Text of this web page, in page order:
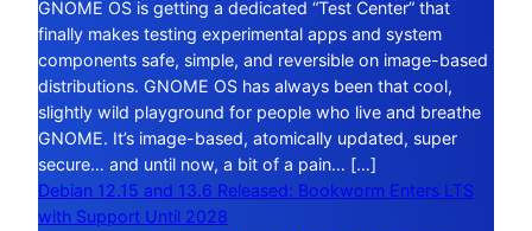
GNOME OS is getting a dedicated “Test Center” that
finally makes testing experimental apps and system
components safe, simple, and reversible on image-based
distributions. GNOME OS has always been that cool,
slightly wild playground for people who live and breathe
GNOME. It’s image-based, atomically updated, super
secure… and until now, a bit of a pain… […]
Debian 12.15 and 13.6 Released: Bookworm Enters LTS
with Support Until 2028